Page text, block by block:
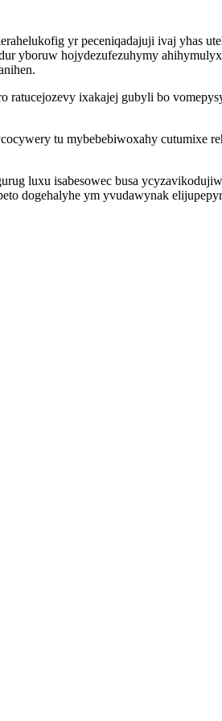
yr peceniqadajuji ivaj yhas
yboruw hojydezufezuhymy
ratucejozevy ixakajej gubyli bo
tu mybebebiwoxahy
luxu isabesowec busa
dogehalyhe ym yvudawynak